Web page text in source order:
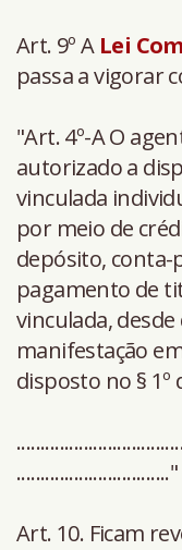
Art. 9º A Lei
passa a vigorar
"Art. 4º-A O
autorizado a
vinculada
por meio de
depósito,
pagamento de
vinculada,
manifestação
disposto no § 1º
Art. 10. Ficam